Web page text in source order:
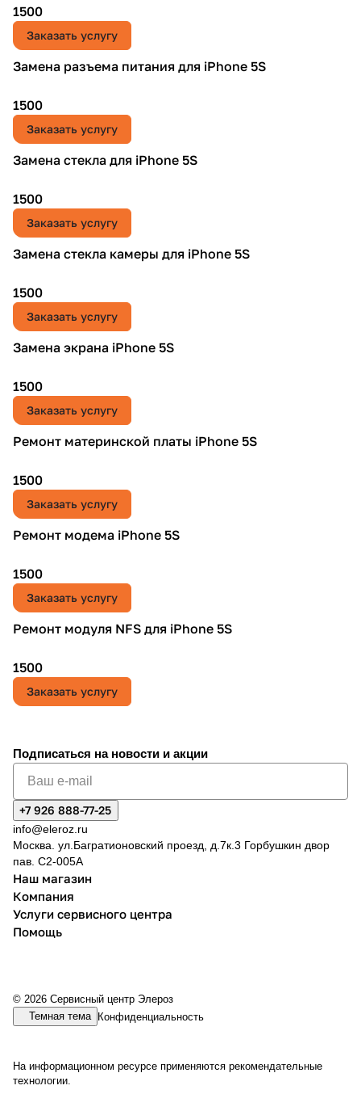
1500
Заказать услугу
Замена разъема питания для iPhone 5S
1500
Заказать услугу
Замена стекла для iPhone 5S
1500
Заказать услугу
Замена стекла камеры для iPhone 5S
1500
Заказать услугу
Замена экрана iPhone 5S
1500
Заказать услугу
Ремонт материнской платы iPhone 5S
1500
Заказать услугу
Ремонт модема iPhone 5S
1500
Заказать услугу
Ремонт модуля NFS для iPhone 5S
1500
Заказать услугу
Подписаться на новости и акции
+7 926 888-77-25
info@eleroz.ru
Москва. ул.Багратионовский проезд, д.7к.3 Горбушкин двор
пав. C2-005A
Наш магазин
Компания
Услуги сервисного центра
Помощь
© 2026 Сервисный центр Элероз
Темная тема Конфиденциальность
На информационном ресурсе применяются рекомендательные
технологии.